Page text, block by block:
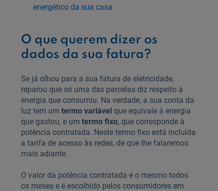
energético da sua casa
O que querem dizer os
dados da sua fatura?
Se já olhou para a sua fatura de eletricidade,
reparou que só uma das parcelas diz respeito à
energia que consumiu. Na verdade, a sua conta da
luz tem um termo variávelque equivale à energia
que gastou, e um termo fixo, que corresponde à
potência contratada. Neste termo fixo está incluída
a tarifa de acesso às redes, de que lhe falaremos
mais adiante.
O valor da potência contratada é o mesmo todos
os meses e é escolhido pelos consumidores em